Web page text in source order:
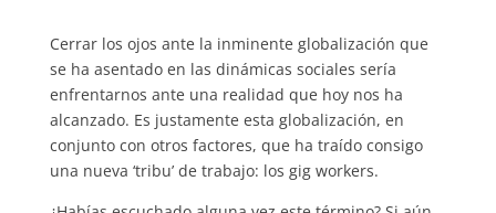
Cerrar los ojos ante la inminente globalización que
se ha asentado en las dinámicas sociales sería
enfrentarnos ante una realidad que hoy nos ha
alcanzado. Es justamente esta globalización, en
conjunto con otros factores, que ha traído consigo
una nueva ‘tribu’ de trabajo: los gig workers.